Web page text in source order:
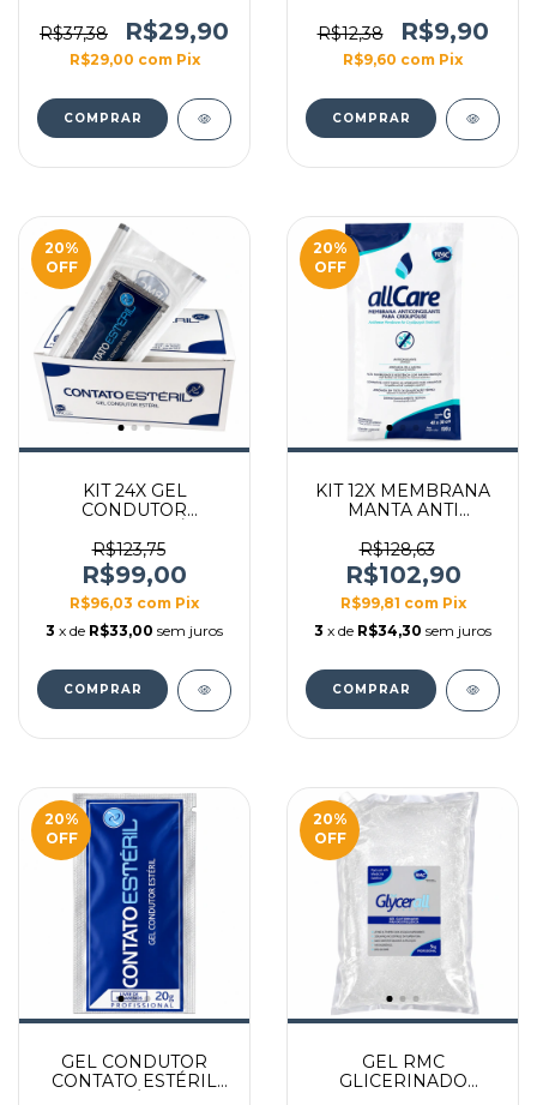
R$37,38
R$29,90
R$29,00 com Pix
TAMANHO G
R$12,38 R$9,90
R$9,60 com Pix
20%
OFF
KIT 24X GEL
CONDUTOR
SACHÊ 20G
R$123,75
R$99,00
R$96,03 com Pix
3 x de R$33,00 sem juros
20%
OFF
KIT 12X MEMBRANA
MANTA ANTI
CRIOLIPÓLISE 40X30
TAMANHO G
R$128,63
R$102,90
R$99,81 com Pix
3 x de R$34,30 sem juros
20%
OFF
GEL CONDUTOR
CONTATO ESTÉRIL
20%
OFF
GEL RMC
GLICERINADO